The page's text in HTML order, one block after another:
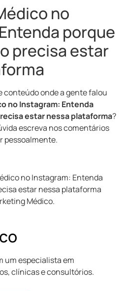
no
porque
precisa estar
conteúdo onde a gente falou
no Instagram: Entenda
estar nessa plataforma?
escreva nos comentários
pessoalmente.
no Instagram: Entenda
estar nessa plataforma
Médico.
um especialista em
clínicas e consultórios.